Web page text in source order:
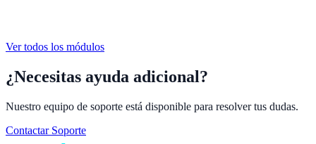
Ver todos los módulos
¿Necesitas ayuda adicional?
Nuestro equipo de soporte está disponible para resolver tus dudas.
Contactar Soporte